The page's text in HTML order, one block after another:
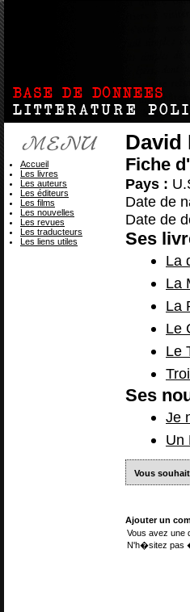
David
Fiche
Pays :
Date de
Date de
Ses
La
La
La
Le
Le
Ses
Je
Un
Vous
Ajouter un
Vous avez une
N'h�sitez pas
Accueil
Les livres
Les auteurs
Les éditeurs
Les films
Les nouvelles
Les revues
Les traducteurs
Les liens utiles